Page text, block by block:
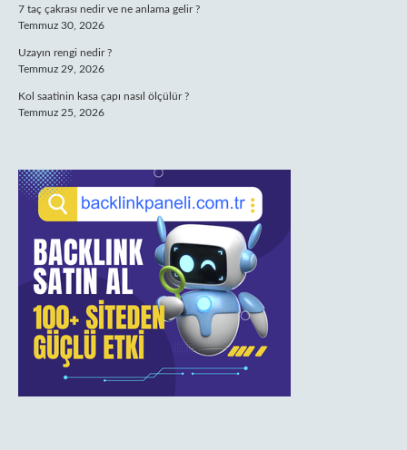
7 taç çakrası nedir ve ne anlama gelir ?
Temmuz 30, 2026
Uzayın rengi nedir ?
Temmuz 29, 2026
Kol saatinin kasa çapı nasıl ölçülür ?
Temmuz 25, 2026